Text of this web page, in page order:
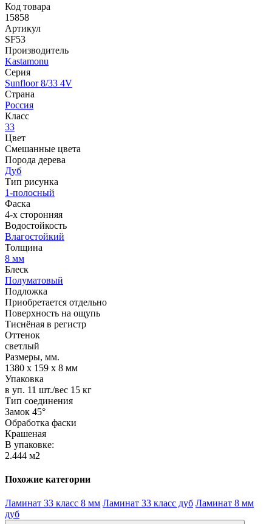
Код товара
15858
Артикул
SF53
Производитель
Kastamonu
Серия
Sunfloor 8/33 4V
Страна
Россия
Класс
33
Цвет
Смешанные цвета
Порода дерева
Дуб
Тип рисунка
1-полосный
Фаска
4-х сторонняя
Водостойкость
Влагостойкий
Толщина
8 мм
Блеск
Полуматовый
Подложка
Приобретается отдельно
Поверхность на ощупь
Тиснёная в регистр
Оттенок
светлый
Размеры, мм.
1380 х 159 х 8 мм
Упаковка
в уп. 11 шт./вес 15 кг
Тип соединения
Замок 45°
Обработка фаски
Крашеная
В упаковке:
2.444 м2
Похожие категории
Ламинат 33 класс 8 мм Ламинат 33 класс дуб Ламинат 8 мм
дуб